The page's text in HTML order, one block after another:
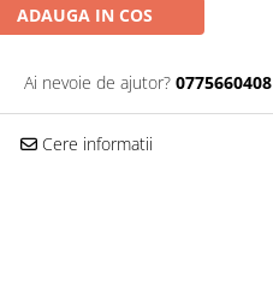
ADAUGA IN COS
Ai nevoie de ajutor? 0775660408
Cere informatii